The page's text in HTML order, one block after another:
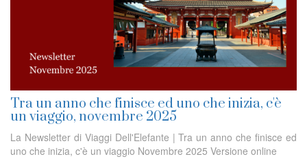
Tra un anno che finisce ed uno che inizia, c'è
un viaggio, novembre 2025
La Newsletter di Viaggi Dell'Elefante | Tra un anno che finisce ed
uno che inizia, c'è un viaggio Novembre 2025 Versione online